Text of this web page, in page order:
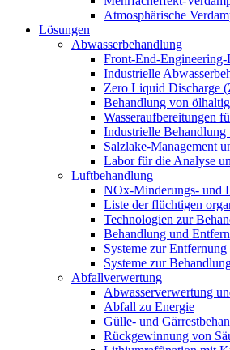
Atmosphärische
Lösungen
Abwasserbehandlung
Front-End-Engineering-
Industrielle
Zero Liquid Discharge
Behandlung von
Wasseraufbereitungen
Industrielle
Salzlake-Management
Labor für die Analyse
Luftbehandlung
NOx-Minderungs- und
Liste der flüchtigen
Technologien zur
Behandlung und
Systeme zur
Systeme zur
Abfallverwertung
Abwasserverwertung
Abfall zu Energie
Gülle- und
Rückgewinnung von